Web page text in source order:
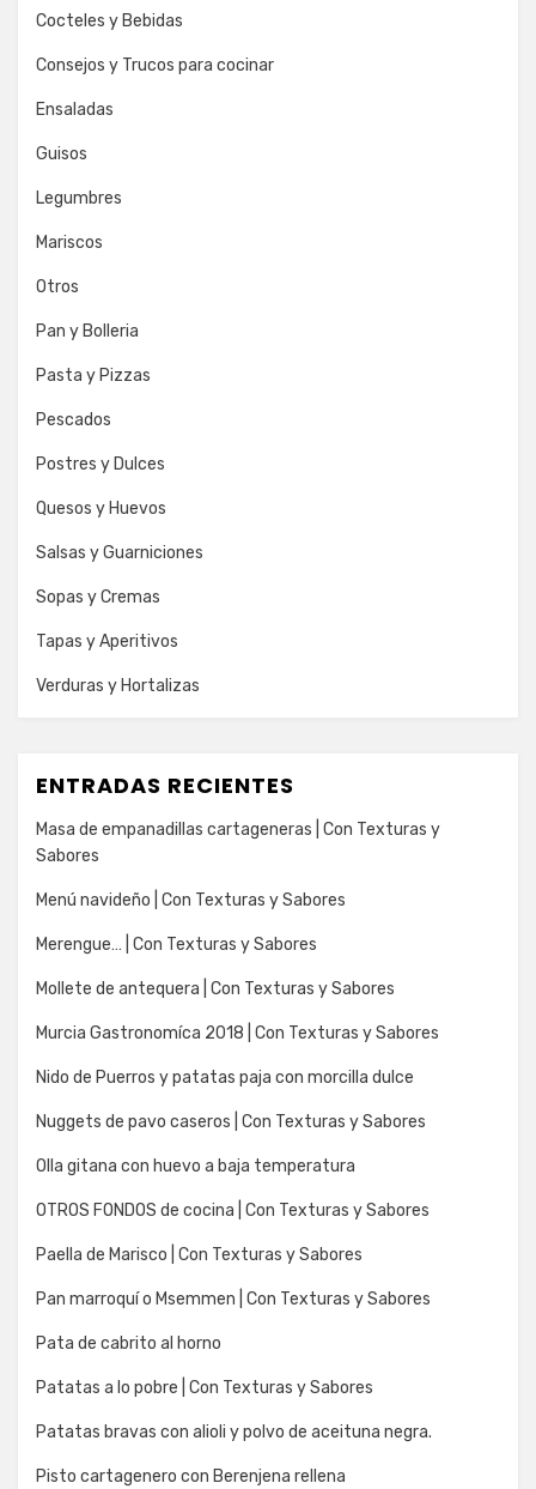
Cocteles y Bebidas
Consejos y Trucos para cocinar
Ensaladas
Guisos
Legumbres
Mariscos
Otros
Pan y Bolleria
Pasta y Pizzas
Pescados
Postres y Dulces
Quesos y Huevos
Salsas y Guarniciones
Sopas y Cremas
Tapas y Aperitivos
Verduras y Hortalizas
ENTRADAS RECIENTES
Masa de empanadillas cartageneras | Con Texturas y
Sabores
Menú navideño | Con Texturas y Sabores
Merengue… | Con Texturas y Sabores
Mollete de antequera | Con Texturas y Sabores
Murcia Gastronomíca 2018 | Con Texturas y Sabores
Nido de Puerros y patatas paja con morcilla dulce
Nuggets de pavo caseros | Con Texturas y Sabores
Olla gitana con huevo a baja temperatura
OTROS FONDOS de cocina | Con Texturas y Sabores
Paella de Marisco | Con Texturas y Sabores
Pan marroquí o Msemmen | Con Texturas y Sabores
Pata de cabrito al horno
Patatas a lo pobre | Con Texturas y Sabores
Patatas bravas con alioli y polvo de aceituna negra.
Pisto cartagenero con Berenjena rellena